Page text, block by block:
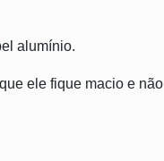
alumínio.
ele fique macio e não